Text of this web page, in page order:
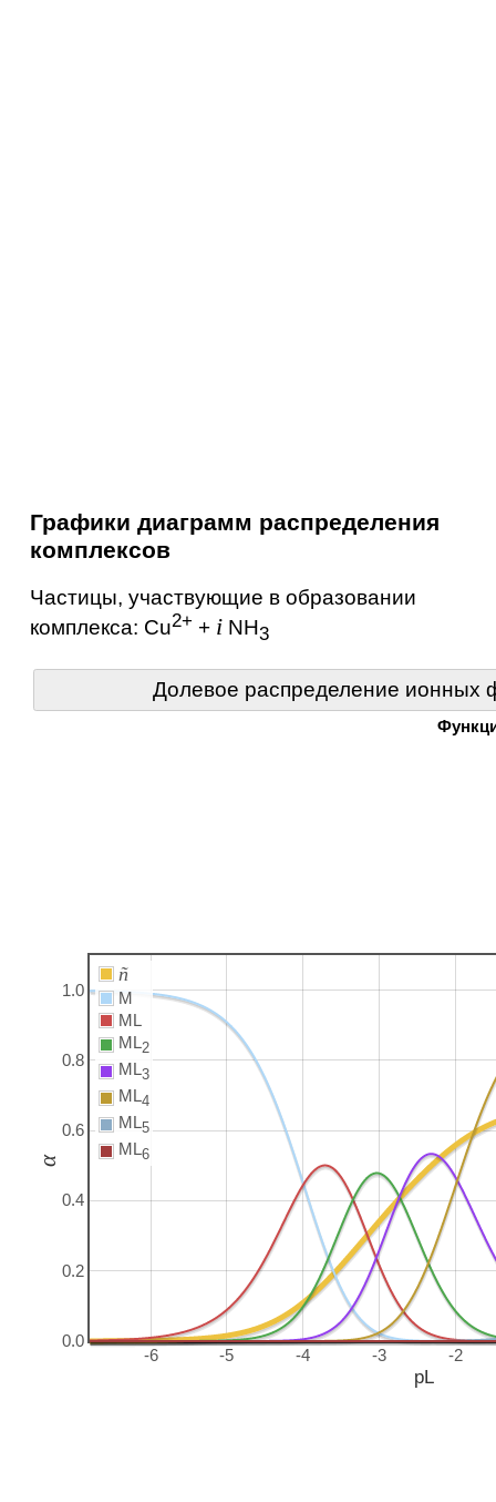
Графики диаграмм распределения
комплексов
Частицы, участвующие в образовании
комплекса: Cu2++ iNH3
Долевое распределение ионных
-6 -5 -4 -3 -2
0.0
0.2
0.4
0.6
0.8
1.0
ñ
M
ML
ML2
ML3
ML4
ML5
ML6
pL
α